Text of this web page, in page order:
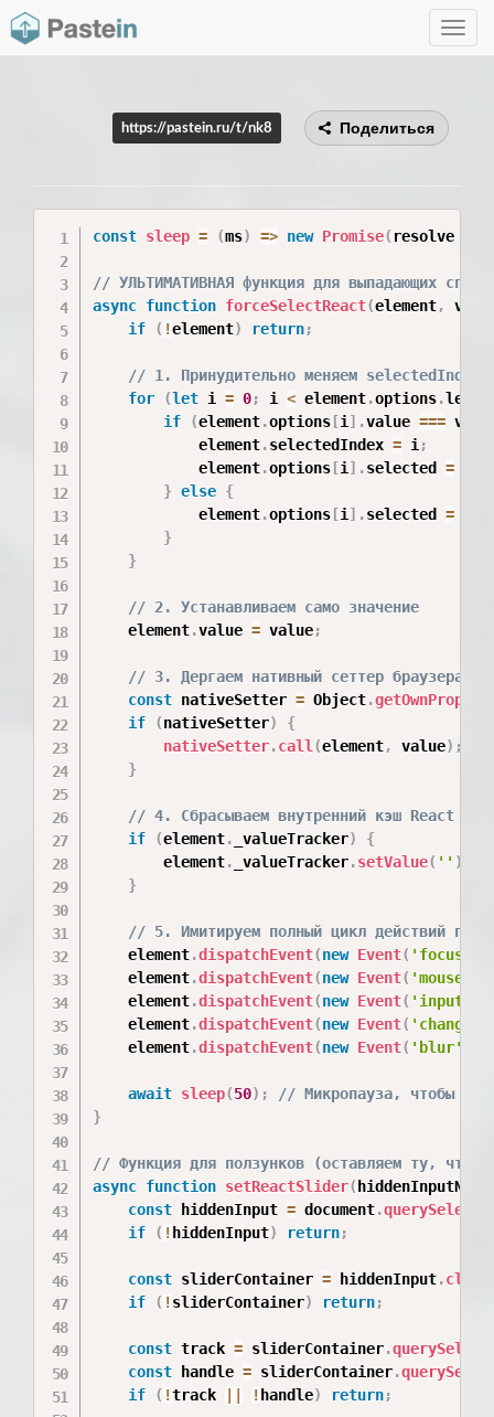
Toggle
https://pastein.ru/t/nk8 Поделиться
const sleep = (ms) => new Promise( resolve
// УЛЬТИМАТИВНАЯ функция для выпадающих
async function forceSelectReact(element,
if
( !element) return;
// 1. Принудительно меняем selectedIndex
for
(let i = 0; i < element.options.
if
(element.options [i ] .value ===
            element
.selectedIndex = i ;
            element
.options [i ] .selected =
} else {
            element
.options [i ] .selected =
}
}
// 2. Устанавливаем само значение
    element
.value = value;
// 3. Дергаем нативный сеттер браузера
const nativeSetter = Object.
if
(nativeSetter)
{
nativeSetter.call (element, value) ;
}
// 4. Сбрасываем внутренний кэш React
if
(element. _valueTracker)
{
        element
. _valueTracker.setValue( '' )
}
// 5. Имитируем полный цикл действий
    element
.dispatchEvent(new Event( 'focus'
    element
.dispatchEvent(new Event(
    element
.dispatchEvent(new Event( 'input'
    element
.dispatchEvent(new Event( 'change'
    element
.dispatchEvent(new Event( 'blur'
await sleep(50) ;
// Микропауза, чтобы
}
// Функция для ползунков (оставляем ту, что
async function setReactSlider( hiddenInputName
const hiddenInput = document.
if
( ! hiddenInput) return;
const sliderContainer = hiddenInput.
if
( !sliderContainer) return;
const track = sliderContainer.
const handle = sliderContainer.
if
( !track ! handle) return;